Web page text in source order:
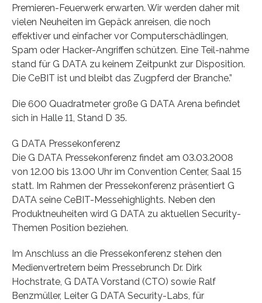
Premieren-Feuerwerk erwarten. Wir werden daher mit
vielen Neuheiten im Gepäck anreisen, die noch
effektiver und einfacher vor Computerschädlingen,
Spam oder Hacker-Angriffen schützen. Eine Teil-nahme
stand für G DATA zu keinem Zeitpunkt zur Disposition.
Die CeBIT ist und bleibt das Zugpferd der Branche.”
Die 600 Quadratmeter große G DATA Arena befindet
sich in Halle 11, Stand D 35.
G DATA Pressekonferenz
Die G DATA Pressekonferenz findet am 03.03.2008
von 12.00 bis 13.00 Uhr im Convention Center, Saal 15
statt. Im Rahmen der Pressekonferenz präsentiert G
DATA seine CeBIT-Messehighlights. Neben den
Produktneuheiten wird G DATA zu aktuellen Security-
Themen Position beziehen.
Im Anschluss an die Pressekonferenz stehen den
Medienvertretern beim Pressebrunch Dr. Dirk
Hochstrate, G DATA Vorstand (CTO) sowie Ralf
Benzmüller, Leiter G DATA Security-Labs, für